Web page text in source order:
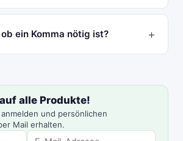
ein Komma nötig ist?
auf alle Produkte!
und persönlichen
Mail erhalten.